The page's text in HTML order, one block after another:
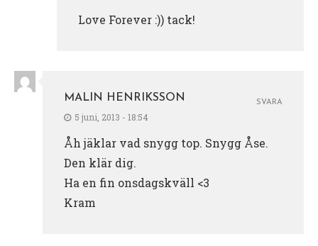
Love Forever :)) tack!
MALIN HENRIKSSON
5 juni, 2013 - 18:54
Åh jäklar vad snygg top. Snygg Åse.
Den klär dig.
Ha en fin onsdagskväll <3
Kram
SVARA